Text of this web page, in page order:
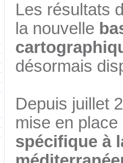
Les résultats
la nouvelle
désormais
Depuis juillet
mise en
spécifique à